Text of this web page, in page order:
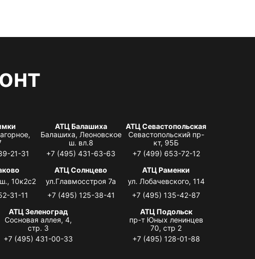
21-31
АТЦ Балашиха
Балашиха, Леоновское
ш. вл.8
+7 (495) 431-63-63
АТЦ Севастопольская
Севастопольский пр-
кт, 95Б
+7 (499) 653-72-12
10к2с2
31-11
АТЦ Солнцево
ул.Главмосстроя 7а
+7 (495) 125-38-41
АТЦ Раменки
ул. Лобачевского, 114
+7 (495) 135-42-87
АТЦ Зеленоград
Сосновая аллея, 4,
стр. 3
+7 (495) 431-00-33
АТЦ Подольск
пр-т Юных ленинцев
70, стр 2
+7 (495) 128-01-88